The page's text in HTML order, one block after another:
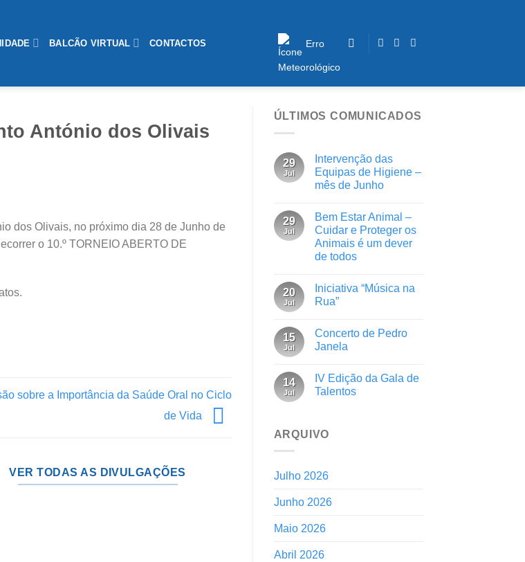
BALCÃO VIRTUAL CONTACTOS Erro
António dos Olivais
dos Olivais, no próximo dia 28 de Junho de
o 10.º TORNEIO ABERTO DE
sobre a Importância da Saúde Oral no Ciclo
de Vida
VER TODAS AS DIVULGAÇÕES
ÚLTIMOS COMUNICADOS
29
Jul
Intervenção das
Equipas de Higiene –
mês de Junho
29
Jul
Bem Estar Animal –
Cuidar e Proteger os
Animais é um dever
de todos
20
Jul
Iniciativa “Música na
Rua”
15
Jul
Concerto de Pedro
Janela
14
Jul
IV Edição da Gala de
Talentos
ARQUIVO
Julho 2026
Junho 2026
Maio 2026
Abril 2026